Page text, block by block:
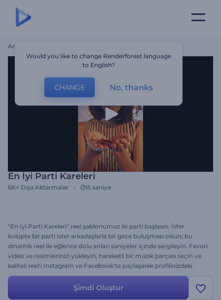
Ana Sayfa
En İyi Parti Kareleri
6K+ Dışa Aktarmalar 15 saniye
"En İyi Parti Kareleri" reel şablonumuz ile parti başlasın. İster
kulüpte bir parti ister arkadaşlarla bir gece buluşması olsun; bu
dinamik reel ile eğlence dolu anları saniyeler içinde sergileyin. Favori
video ve resimlerinizi yükleyin, hareketli bir müzik parçası seçin ve
kaliteli reel'i Instagram ve Facebook'ta paylaşarak profilinizdeki
izlenme sayılarını artırın. Şimdi oluşturun; takipçilerinizi partinin
Şi̇mdi̇ Oluştur
Would you like to change Renderforest language
to English?
CHANGE No, thanks